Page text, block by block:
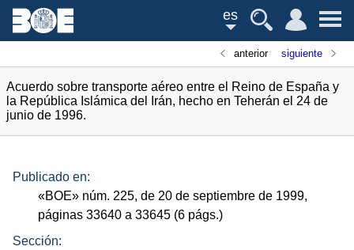
es
anterior siguiente
Acuerdo sobre transporte aéreo entre el Reino de España y
la República Islámica del Irán, hecho en Teherán el 24 de
junio de 1996.
Publicado en:
«BOE» núm. 225, de 20 de septiembre de 1999,
páginas 33640 a 33645 (6 págs.)
Sección: